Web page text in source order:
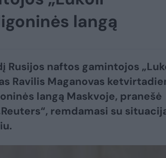
langą
Rusijos naftos gamintojos
Ravilis Maganovas
langą Maskvoje, pranešė
remdamasi su